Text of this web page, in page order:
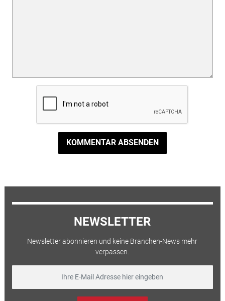
KOMMENTAR ABSENDEN
NEWSLETTER
Newsletter abonnieren und keine Branchen-News mehr
verpassen.